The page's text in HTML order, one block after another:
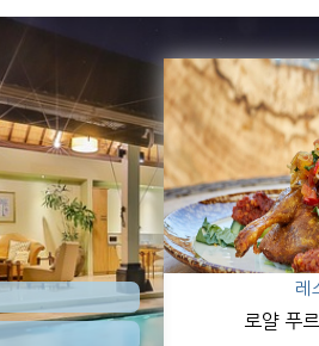
레
로얄 푸